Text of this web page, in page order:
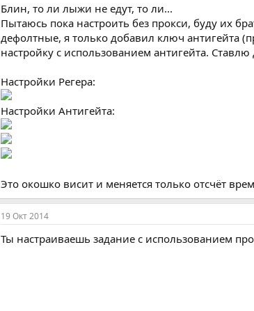
Блин, то ли лыжи не едут, то ли...
Пытаюсь пока настроить без прокси, буду их
дефолтные, я только добавил ключ антигейта
настройку с использованием антигейта.
Настройки Регера:
Настройки Антигейта:
Это окошко висит и меняется только отсчёт
19 Окт 2014
Ты настраиваешь задание с использованием